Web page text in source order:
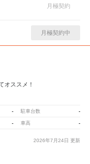
月極契約
月極契約中
オススメ！
- 駐車台数 -
- 車高 -
2026年7月24日 更新